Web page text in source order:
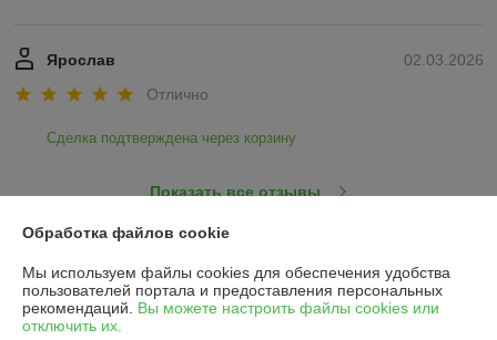
02.03.2026
Ярослав
Отлично
Сделка подтверждена через корзину
Показать все отзывы
О нас
Контакты
Обработка файлов cookie
Мы используем файлы cookies для обеспечения удобства
пользователей портала и предоставления персональных
рекомендаций. Вы можете настроить файлы cookies или
отключить их.